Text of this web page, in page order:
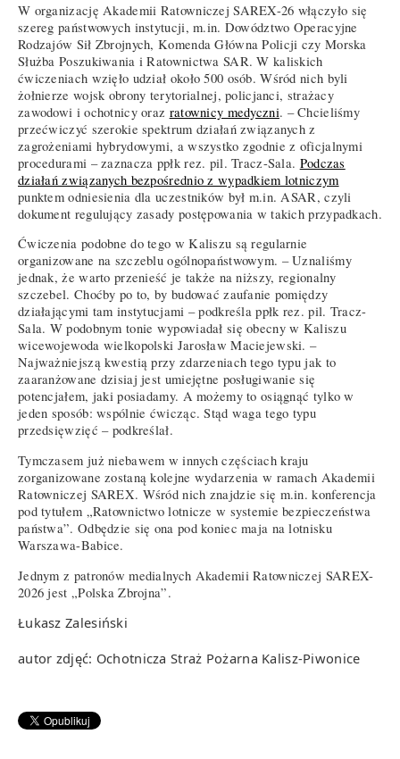
W organizację Akademii Ratowniczej SAREX-26 włączyło się
szereg państwowych instytucji, m.in. Dowództwo Operacyjne
Rodzajów Sił Zbrojnych, Komenda Główna Policji czy Morska
Służba Poszukiwania i Ratownictwa SAR. W kaliskich
ćwiczeniach wzięło udział około 500 osób. Wśród nich byli
żołnierze wojsk obrony terytorialnej, policjanci, strażacy
zawodowi i ochotnicy oraz ratownicy medyczni. – Chcieliśmy
przećwiczyć szerokie spektrum działań związanych z
zagrożeniami hybrydowymi, a wszystko zgodnie z oficjalnymi
procedurami – zaznacza ppłk rez. pil. Tracz-Sala. Podczas
działań związanych bezpośrednio z wypadkiem lotniczym
punktem odniesienia dla uczestników był m.in. ASAR, czyli
dokument regulujący zasady postępowania w takich przypadkach.
Ćwiczenia podobne do tego w Kaliszu są regularnie
organizowane na szczeblu ogólnopaństwowym. – Uznaliśmy
jednak, że warto przenieść je także na niższy, regionalny
szczebel. Choćby po to, by budować zaufanie pomiędzy
działającymi tam instytucjami – podkreśla ppłk rez. pil. Tracz-
Sala. W podobnym tonie wypowiadał się obecny w Kaliszu
wicewojewoda wielkopolski Jarosław Maciejewski. –
Najważniejszą kwestią przy zdarzeniach tego typu jak to
zaaranżowane dzisiaj jest umiejętne posługiwanie się
potencjałem, jaki posiadamy. A możemy to osiągnąć tylko w
jeden sposób: wspólnie ćwicząc. Stąd waga tego typu
przedsięwzięć – podkreślał.
Tymczasem już niebawem w innych częściach kraju
zorganizowane zostaną kolejne wydarzenia w ramach Akademii
Ratowniczej SAREX. Wśród nich znajdzie się m.in. konferencja
pod tytułem „Ratownictwo lotnicze w systemie bezpieczeństwa
państwa”. Odbędzie się ona pod koniec maja na lotnisku
Warszawa-Babice.
Jednym z patronów medialnych Akademii Ratowniczej SAREX-
2026 jest „Polska Zbrojna”.
Łukasz Zalesiński
autor zdjęć: Ochotnicza Straż Pożarna Kalisz-Piwonice